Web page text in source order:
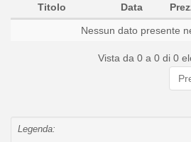
Titolo Data
Nessun dato presente
Vista da 0 a 0 di 0
Legenda: